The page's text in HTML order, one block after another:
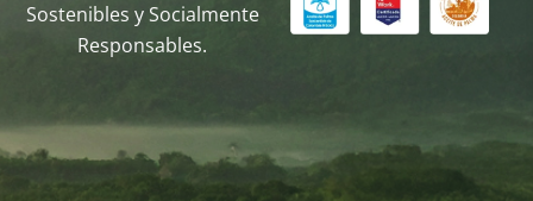
Sostenibles y Socialmente
Responsables.